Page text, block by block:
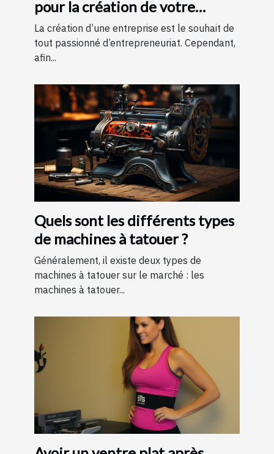
pour la création de votre
entreprise ?
La création d’une entreprise est le souhait de
tout passionné d’entrepreneuriat. Cependant,
afin...
Quels sont les différents types
de machines à tatouer ?
Généralement, il existe deux types de
machines à tatouer sur le marché : les
machines à tatouer...